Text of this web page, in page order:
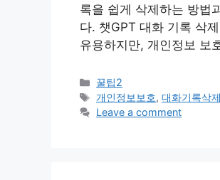
록을 쉽게 삭제하는 방법
다. 챗GPT 대화 기록 삭
유용하지만, 개인정보 보
Categories
꿀팁2
Tags
개인정보보호,대화기록삭제
Leave a comment